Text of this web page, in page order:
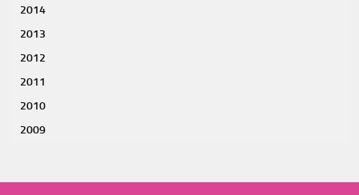
2014
2013
2012
2011
2010
2009